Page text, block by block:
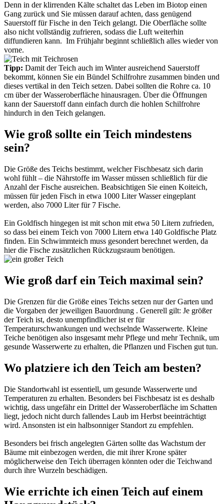
Denn in der klirrenden Kälte schaltet das Leben im Biotop einen
Gang zurück und Sie müssen darauf achten, dass genügend
Sauerstoff für Fische in den Teich gelangt. Die Oberfläche sollte
also nicht vollständig zufrieren, sodass die Luft weiterhin
diffundieren kann. Im Frühjahr beginnt schließlich alles wieder von
vorne.
Tipp: Damit der Teich auch im Winter ausreichend Sauerstoff
bekommt, können Sie ein Bündel Schilfrohre zusammen binden und
dieses vertikal in den Teich setzen. Dabei sollten die Rohre ca. 10
cm über der Wasseroberfläche hinausragen. Über die Öffnungen
kann der Sauerstoff dann einfach durch die hohlen Schilfrohre
hindurch in den Teich gelangen.
Wie groß sollte ein Teich mindestens
sein?
Die Größe des Teichs bestimmt, welcher Fischbesatz sich darin
wohl fühlt – die Nährstoffe im Wasser müssen schließlich für die
Anzahl der Fische ausreichen. Beabsichtigen Sie einen Koiteich,
müssen für jeden Fisch in etwa 1000 Liter Wasser eingeplant
werden, also 7000 Liter für 7 Fische.
Ein Goldfisch hingegen ist mit schon mit etwa 50 Litern zufrieden,
so dass bei einem Teich von 7000 Litern etwa 140 Goldfische Platz
finden. Ein Schwimmteich muss gesondert berechnet werden, da
hier die Fische zusätzlichen Rückzugsraum benötigen.
Wie groß darf ein Teich maximal sein?
Die Grenzen für die Größe eines Teichs setzen nur der Garten und
die Vorgaben der jeweiligen Bauordnung . Generell gilt: Je größer
der Teich ist, desto unempfindlicher ist er für
Temperaturschwankungen und wechselnde Wasserwerte. Kleine
Teiche benötigen also insgesamt mehr Pflege und mehr Technik, um
gesunde Wasserwerte zu erhalten, die Pflanzen und Fischen gut tun.
Wo platziere ich den Teich am besten?
Die Standortwahl ist essentiell, um gesunde Wasserwerte und
Temperaturen zu erhalten. Besonders bei Fischbesatz ist es deshalb
wichtig, dass ungefähr ein Drittel der Wasseroberfläche im Schatten
liegt, jedoch nicht durch fallendes Laub im Herbst beeinträchtigt
wird. Ansonsten ist ein halbsonniger Standort zu empfehlen.
Besonders bei frisch angelegten Gärten sollte das Wachstum der
Bäume mit einbezogen werden, die mit ihrer Krone später
möglicherweise den Teich überragen könnten oder die Teichwand
durch ihre Wurzeln beschädigen.
Wie errichte ich einen Teich auf einem